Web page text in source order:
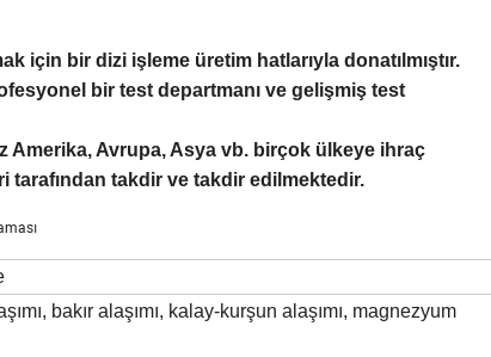
için bir dizi işleme üretim hatlarıyla donatılmıştır.
bir test departmanı ve gelişmiş test
Amerika, Avrupa, Asya vb. birçok ülkeye ihraç
takdir ve takdir edilmektedir.
bakır alaşımı, kalay-kurşun alaşımı, magnezyum